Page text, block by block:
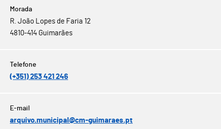
R. João Lopes de Faria 12
4810-414 Guimarães
(+351) 253 421 246
arquivo.municipal@cm-guimaraes.pt